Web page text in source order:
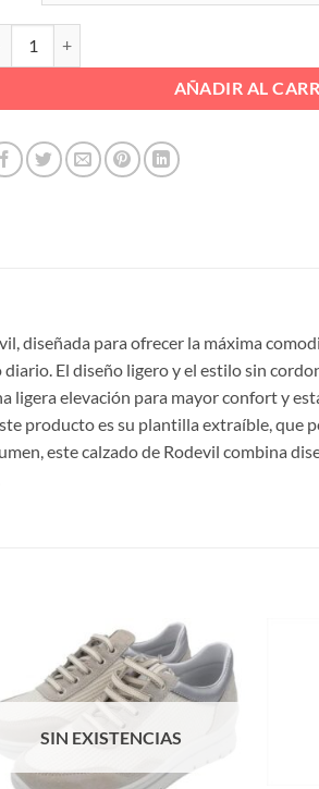
AÑADIR AL
diseñada para ofrecer la máxima
El diseño ligero y el estilo sin
elevación para mayor confort y
producto es su plantilla extraíble, que
este calzado de Rodevil combina
SIN EXISTENCIAS